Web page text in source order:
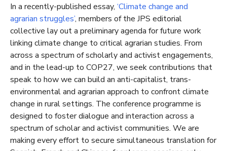
In a recently-published essay, ‘Climate change and
agrarian struggles’, members of the JPS editorial
collective lay out a preliminary agenda for future work
linking climate change to critical agrarian studies. From
across a spectrum of scholarly and activist engagements,
and in the lead-up to COP27, we seek contributions that
speak to how we can build an anti-capitalist, trans-
environmental and agrarian approach to confront climate
change in rural settings. The conference programme is
designed to foster dialogue and interaction across a
spectrum of scholar and activist communities. We are
making every effort to secure simultaneous translation for